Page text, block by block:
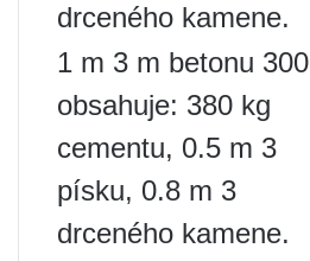
drceného kamene.
1 m 3 m betonu 300
obsahuje: 380 kg
cementu, 0.5 m 3
písku, 0.8 m 3
drceného kamene.